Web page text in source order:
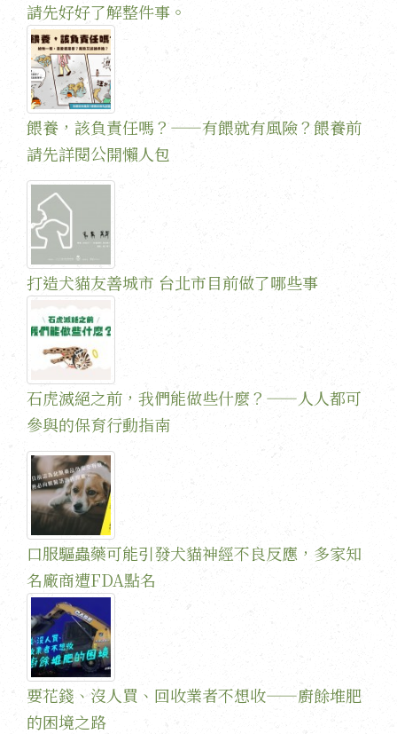
請先好好了解整件事。
餵養，該負責任嗎？——有餵就有風險？餵養前
請先詳閱公開懶人包
打造犬貓友善城市 台北市目前做了哪些事
石虎滅絕之前，我們能做些什麼？——人人都可
參與的保育行動指南
口服驅蟲藥可能引發犬貓神經不良反應，多家知
名廠商遭FDA點名
要花錢、沒人買、回收業者不想收——廚餘堆肥
的困境之路